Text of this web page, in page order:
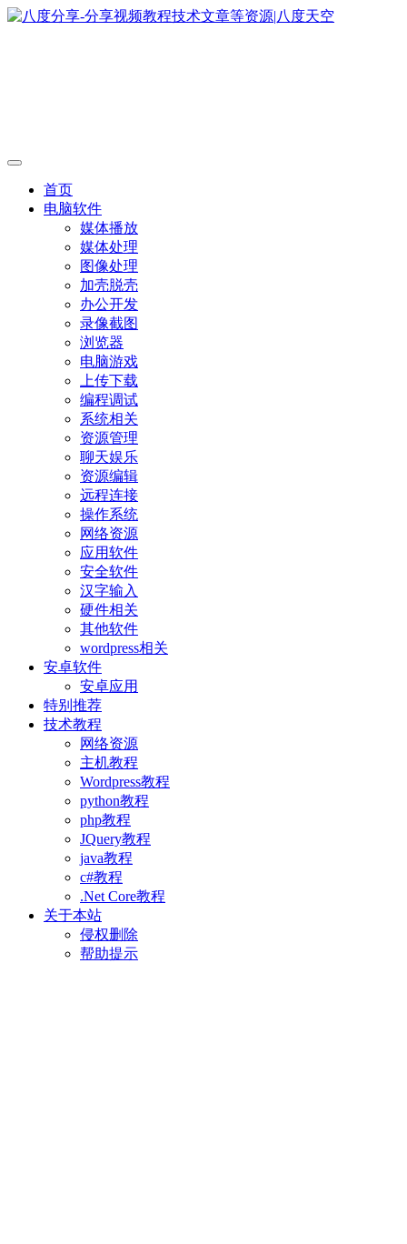
首页
电脑软件
媒体播放
媒体处理
图像处理
加壳脱壳
办公开发
录像截图
浏览器
电脑游戏
上传下载
编程调试
系统相关
资源管理
聊天娱乐
资源编辑
远程连接
操作系统
网络资源
应用软件
安全软件
汉字输入
硬件相关
其他软件
wordpress相关
安卓软件
安卓应用
特别推荐
技术教程
网络资源
主机教程
Wordpress教程
python教程
php教程
JQuery教程
java教程
c#教程
.Net Core教程
关于本站
侵权删除
帮助提示